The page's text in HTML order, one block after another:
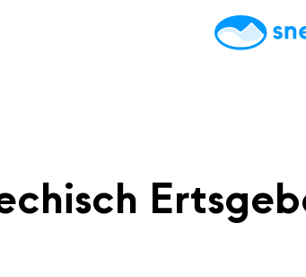
Accommodaties